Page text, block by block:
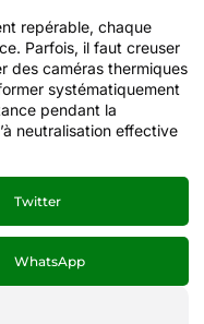
repérable, chaque
Parfois, il faut creuser
des caméras thermiques
systématiquement
pendant la
neutralisation effective
Twitter
WhatsApp